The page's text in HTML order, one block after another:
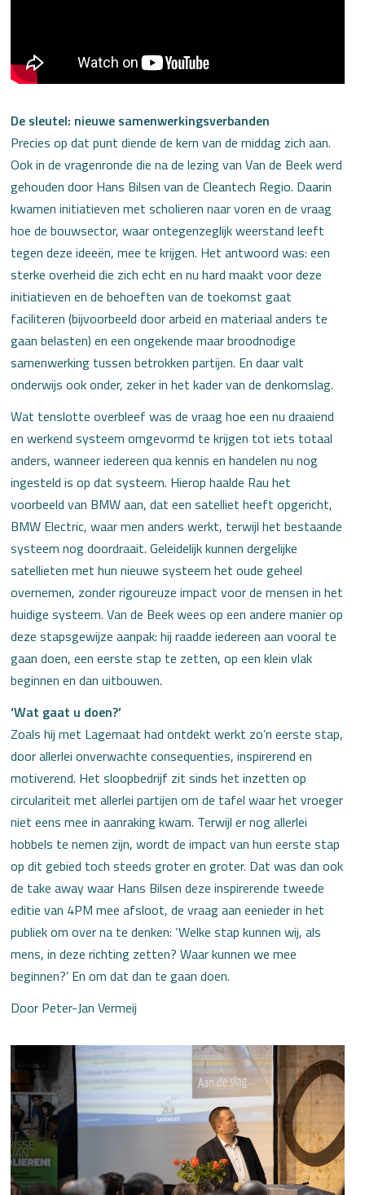
De sleutel: nieuwe samenwerkingsverbanden
Precies op dat punt diende de kern van de middag zich aan.
Ook in de vragenronde die na de lezing van Van de Beek werd
gehouden door Hans Bilsen van de Cleantech Regio. Daarin
kwamen initiatieven met scholieren naar voren en de vraag
hoe de bouwsector, waar ontegenzeglijk weerstand leeft
tegen deze ideeën, mee te krijgen. Het antwoord was: een
sterke overheid die zich echt en nu hard maakt voor deze
initiatieven en de behoeften van de toekomst gaat
faciliteren (bijvoorbeeld door arbeid en materiaal anders te
gaan belasten) en een ongekende maar broodnodige
samenwerking tussen betrokken partijen. En daar valt
onderwijs ook onder, zeker in het kader van de denkomslag.
Wat tenslotte overbleef was de vraag hoe een nu draaiend
en werkend systeem omgevormd te krijgen tot iets totaal
anders, wanneer iedereen qua kennis en handelen nu nog
ingesteld is op dat systeem. Hierop haalde Rau het
voorbeeld van BMW aan, dat een satelliet heeft opgericht,
BMW Electric, waar men anders werkt, terwijl het bestaande
systeem nog doordraait. Geleidelijk kunnen dergelijke
satellieten met hun nieuwe systeem het oude geheel
overnemen, zonder rigoureuze impact voor de mensen in het
huidige systeem. Van de Beek wees op een andere manier op
deze stapsgewijze aanpak: hij raadde iedereen aan vooral te
gaan doen, een eerste stap te zetten, op een klein vlak
beginnen en dan uitbouwen.
‘Wat gaat u doen?’
Zoals hij met Lagemaat had ontdekt werkt zo’n eerste stap,
door allerlei onverwachte consequenties, inspirerend en
motiverend. Het sloopbedrijf zit sinds het inzetten op
circulariteit met allerlei partijen om de tafel waar het vroeger
niet eens mee in aanraking kwam. Terwijl er nog allerlei
hobbels te nemen zijn, wordt de impact van hun eerste stap
op dit gebied toch steeds groter en groter. Dat was dan ook
de take away waar Hans Bilsen deze inspirerende tweede
editie van 4PM mee afsloot, de vraag aan eenieder in het
publiek om over na te denken: ‘Welke stap kunnen wij, als
mens, in deze richting zetten? Waar kunnen we mee
beginnen?’ En om dat dan te gaan doen.
Door Peter-Jan Vermeij